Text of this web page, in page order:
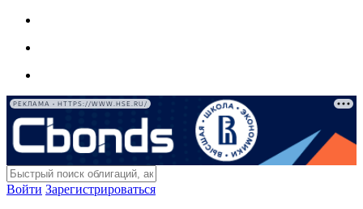
РЕКЛАМА • HTTPS://WWW.HSE.RU/
Войти Зарегистрироваться